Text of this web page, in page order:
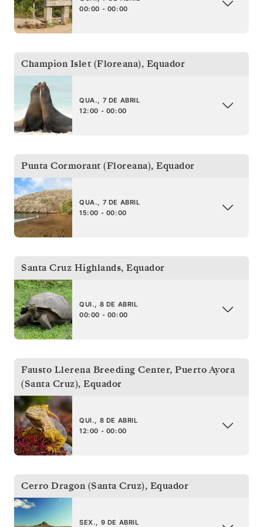
00:00 - 00:00
Champion Islet (Floreana), Equador
QUA., 7 DE ABRIL
12:00 - 00:00
Punta Cormorant (Floreana), Equador
QUA., 7 DE ABRIL
15:00 - 00:00
Santa Cruz Highlands, Equador
QUI., 8 DE ABRIL
00:00 - 00:00
Fausto Llerena Breeding Center, Puerto Ayora
(Santa Cruz), Equador
QUI., 8 DE ABRIL
12:00 - 00:00
Cerro Dragon (Santa Cruz), Equador
SEX., 9 DE ABRIL